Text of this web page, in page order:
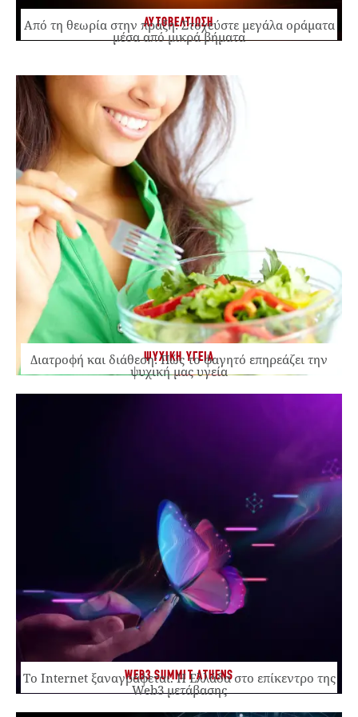
ΑΥΤΟΒΕΛΤΙΩΣΗ
Από τη θεωρία στην πράξη: Στοχεύστε μεγάλα οράματα
μέσα από μικρά βήματα
ΨΥΧΙΚΗ ΥΓΕΙΑ
Διατροφή και διάθεση: Πώς το φαγητό επηρεάζει την
ψυχική μας υγεία
WEB3 SUMMIT ATHENS
Το Internet ξαναγράφεται. Η Ελλάδα στο επίκεντρο της
Web3 μετάβασης